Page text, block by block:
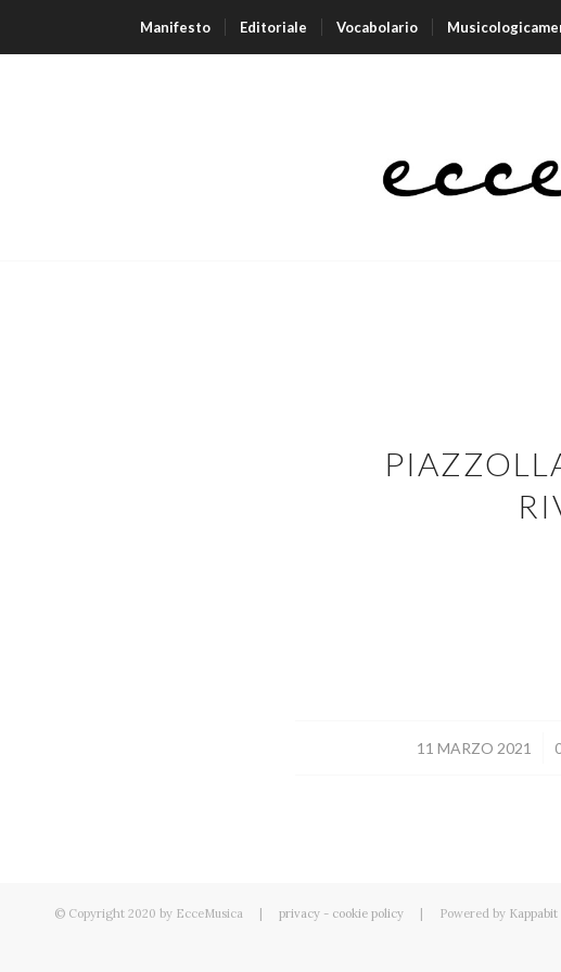
Manifesto Editoriale Vocabolario
11 MARZO 2021
/
© Copyright 2020 by EcceMusica | privacy - cookie policy | Powered by Kappabit